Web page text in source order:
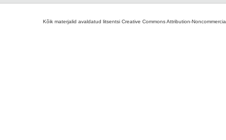
Kõik materjalid avaldatud litsentsi Creative Commons Attribution-